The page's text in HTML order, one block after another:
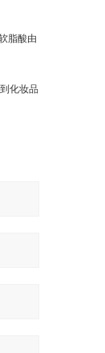
脂酸由
化妆品